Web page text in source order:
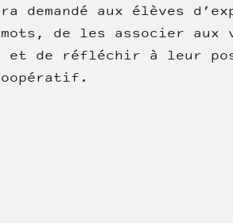
aux élèves
de les associer aux
et de réfléchir à leur